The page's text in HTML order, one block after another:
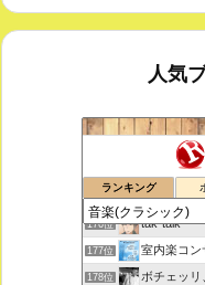
人気
ランキング
鑑賞空間
175位 思えば遠く
176位 tak-talk
177位 室内楽コン
178位 ボチェッリ